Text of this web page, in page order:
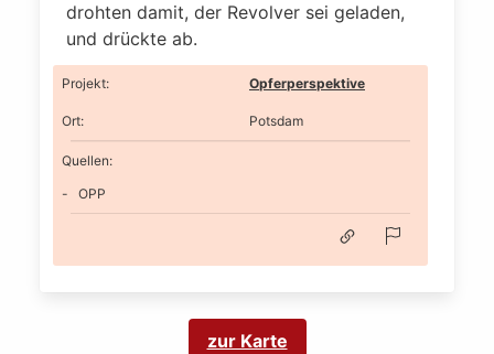
drohten damit, der Revolver sei geladen,
und drückte ab.
Projekt: Opferperspektive
Ort: Potsdam
Quellen:
OPP
zur Karte